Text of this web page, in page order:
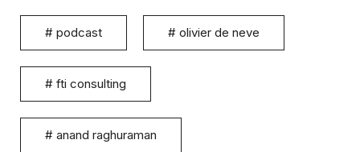
# podcast # olivier de neve
# fti consulting
# anand raghuraman